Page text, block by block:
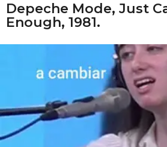
Depeche Mode, Just
Enough, 1981.